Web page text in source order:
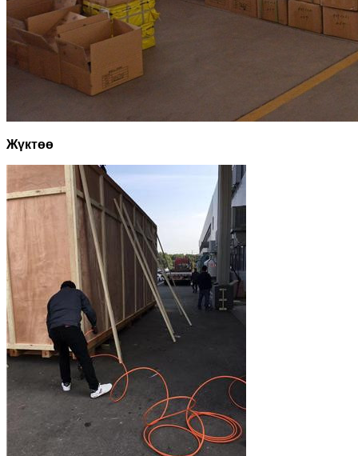
Жүктөө